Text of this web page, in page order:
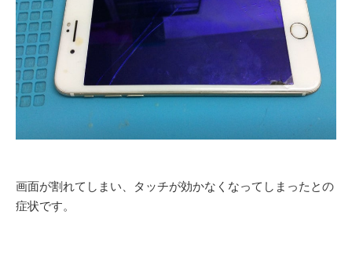
画面が割れてしまい、タッチが効かなくなってしまったとの
症状です。